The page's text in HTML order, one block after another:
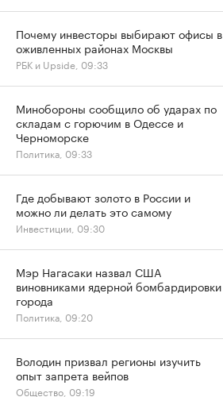
Почему инвесторы выбирают офисы в
оживленных районах Москвы
РБК и Upside, 09:33
Минобороны сообщило об ударах по
складам с горючим в Одессе и
Черноморске
Политика, 09:33
Где добывают золото в России и
можно ли делать это самому
Инвестиции, 09:30
Мэр Нагасаки назвал США
виновниками ядерной бомбардировки
города
Политика, 09:20
Володин призвал регионы изучить
опыт запрета вейпов
Общество, 09:19